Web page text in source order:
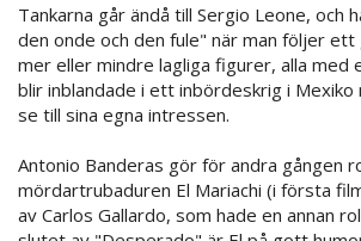
Tankarna går ändå till Sergio Leone, och
den onde och den fule" när man följer ett
mer eller mindre lagliga figurer, alla med
blir inblandade i ett inbördeskrig i
se till sina egna intressen.
Antonio Banderas gör för andra gången
mördartrubaduren El Mariachi (i första
av Carlos Gallardo, som hade en annan